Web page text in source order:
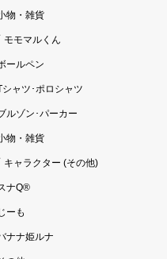
物・雑貨
モモマルくん
ールペン
シャツ･ポロシャツ
ルゾン･パーカー
物・雑貨
キャラクター (その他)
ナQ®
ーも
ナナ姫ルナ